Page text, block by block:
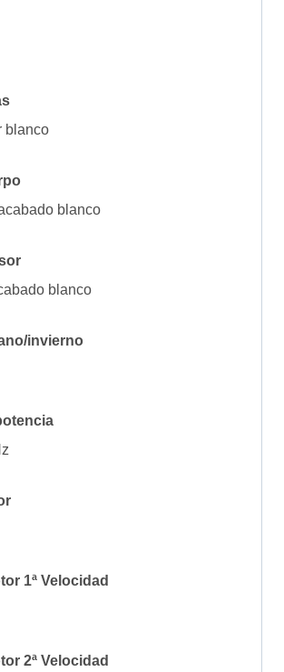
blanco
blanco
blanco
invierno
1ª Velocidad
2ª Velocidad